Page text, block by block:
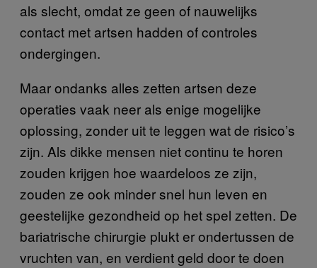
als slecht, omdat ze geen of nauwelijks
contact met artsen hadden of controles
ondergingen.
Maar ondanks alles zetten artsen deze
operaties vaak neer als enige mogelijke
oplossing, zonder uit te leggen wat de risico’s
zijn. Als dikke mensen niet continu te horen
zouden krijgen hoe waardeloos ze zijn,
zouden ze ook minder snel hun leven en
geestelijke gezondheid op het spel zetten. De
bariatrische chirurgie plukt er ondertussen de
vruchten van, en verdient geld door te doen